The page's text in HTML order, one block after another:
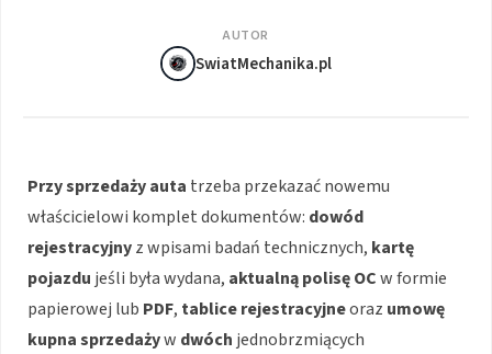
AUTOR
SwiatMechanika.pl
Przy sprzedaży auta trzeba przekazać nowemu
właścicielowi komplet dokumentów: dowód
rejestracyjnyz wpisami badań technicznych, kartę
pojazdu jeśli była wydana, aktualną polisę OCw formie
papierowej lub PDF, tablice rejestracyjneoraz umowę
kupna sprzedażyw dwóch jednobrzmiących